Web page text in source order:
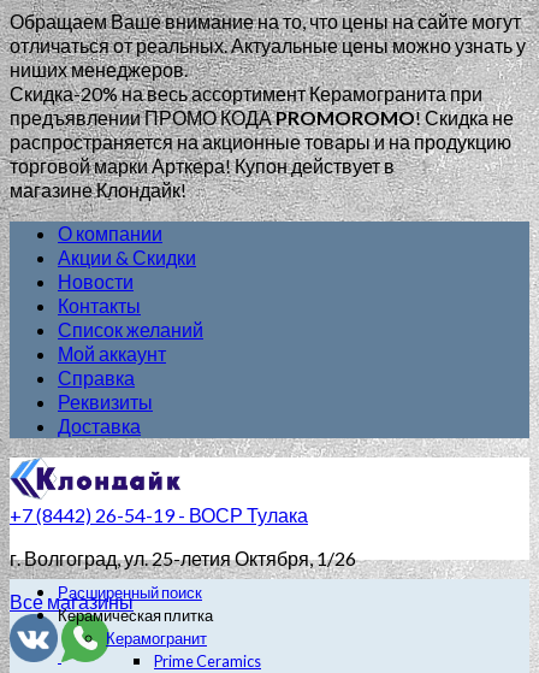
Обращаем Ваше внимание на то, что цены на сайте могут
отличаться от реальных. Актуальные цены можно узнать у
ниших менеджеров.
Скидка-20% на весь ассортимент Керамогранита при
предъявлении ПРОМО КОДАPROMOROMO!Скидка не
распространяется на акционные товары и на продукцию
торговой марки Арткера! Купон действует в
магазине Клондайк!
О компании
Акции & Скидки
Новости
Контакты
Список желаний
Мой аккаунт
Справка
Реквизиты
Доставка
+7 (8442) 26-54-19 - ВОСР Тулака
г. Волгоград, ул. 25-летия Октября, 1/26
Все магазины
Расширенный поиск
Керамическая плитка
Керамогранит
Prime Ceramics